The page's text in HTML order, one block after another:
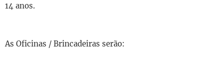
14 anos.
As Oficinas / Brincadeiras serão: